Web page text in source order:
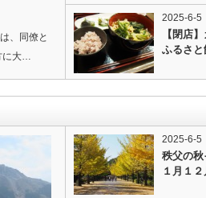
、同僚と
に大…
2025-6-5
【閉店
ふるさと
2025-6-5
秩父の
１月１２